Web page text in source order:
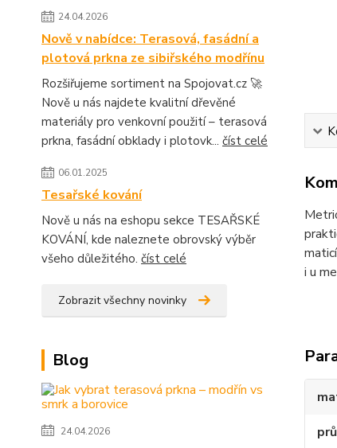
24.04.2026
Nově v nabídce: Terasová, fasádní a
plotová prkna ze sibiřského modřínu
Rozšiřujeme sortiment na Spojovat.cz 🚀
Nově u nás najdete kvalitní dřevěné
materiály pro venkovní použití – terasová
prkna, fasádní obklady i plotovk... číst celé
06.01.2025
Tesařské kování
Nově u nás na eshopu sekce TESAŘSKÉ
KOVÁNÍ, kde naleznete obrovský výběr
všeho důležitého. číst celé
Zobrazit všechny novinky
Blog
24.04.2026
i u